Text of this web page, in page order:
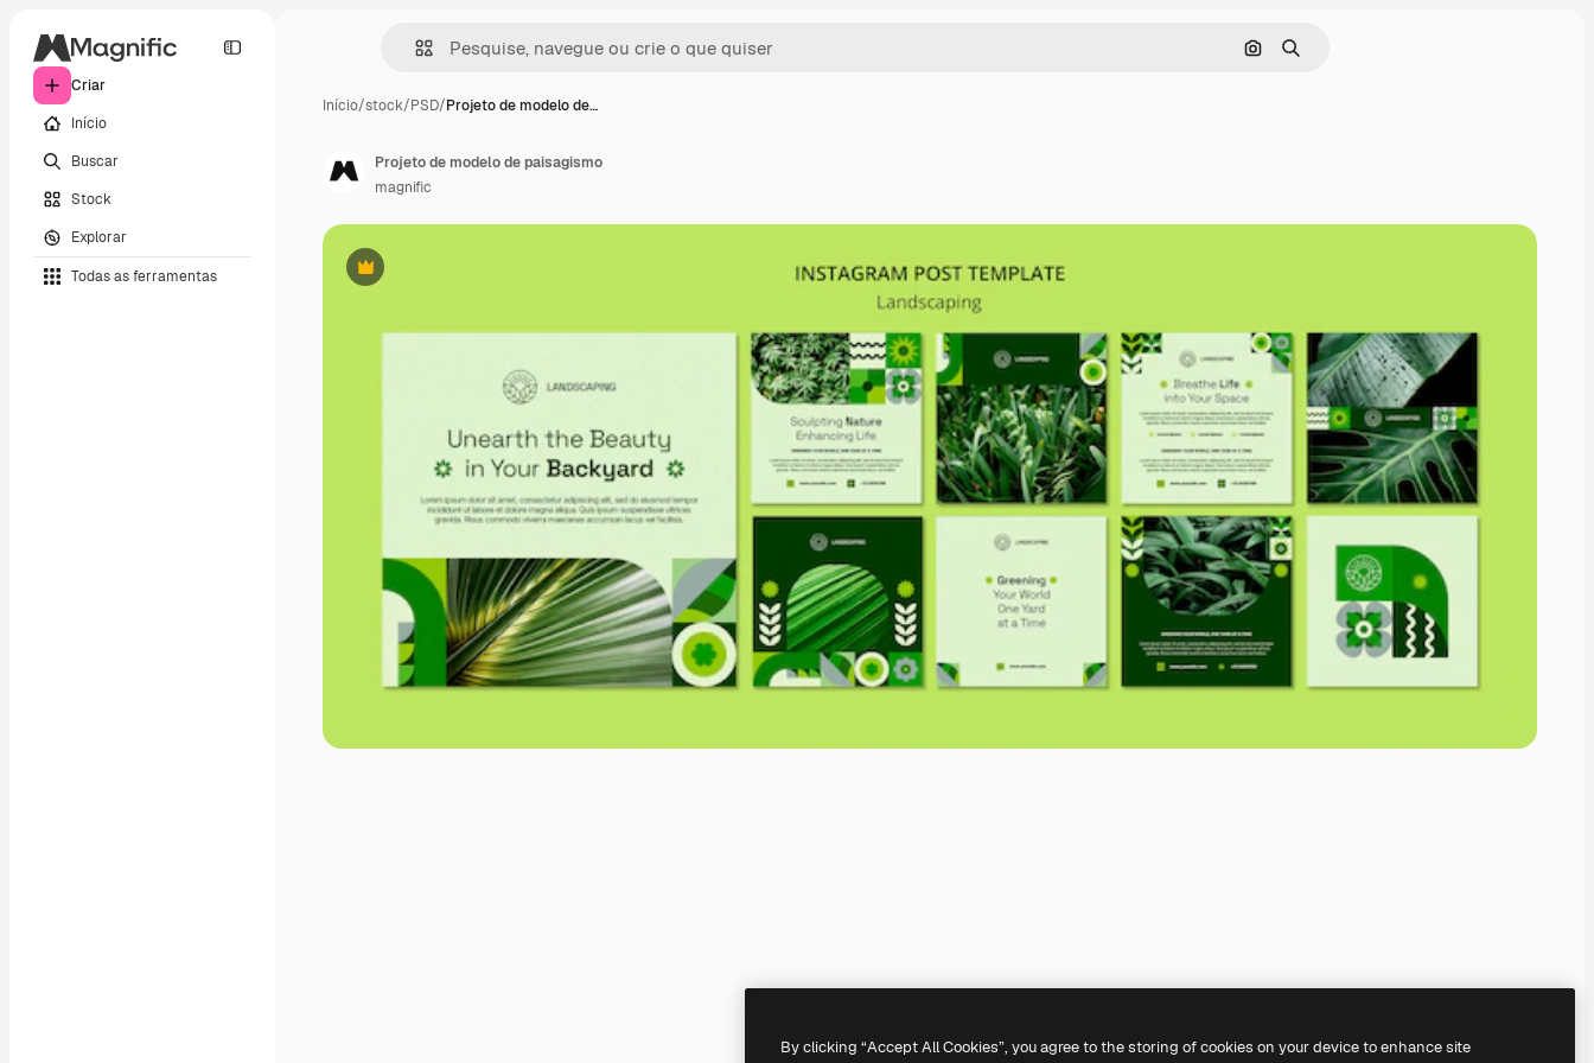
Criar
Início
Buscar
Stock
Explorar
Todas as ferramentas
Pesquisar por imagem
Buscar
Início/stock/PSD/Projeto de modelo de…
Premium
Projeto de modelo de paisagismo
magnific
By clicking “Accept All Cookies”, you agree to the storing of cookies on your device to enhance site